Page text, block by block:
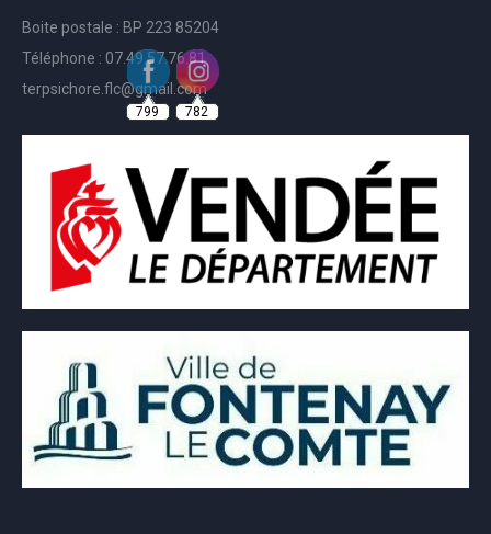
Boite postale : BP 223 85204
Téléphone : 07.49.57.76.81
terpsichore.flc@gmail.com
799 782